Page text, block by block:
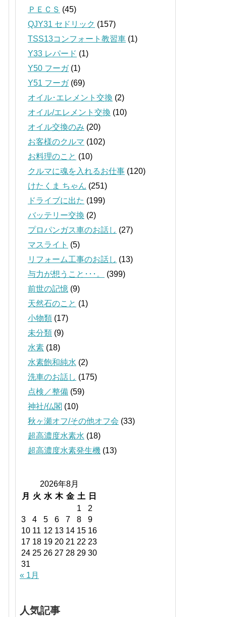
ＰＥＣＳ (45)
QJY31 セドリック (157)
TSS13コンフォート教習車 (1)
Y33 レパード (1)
Y50 フーガ(1)
Y51 フーガ(69)
オイル･エレメント交換 (2)
オイル/エレメント交換 (10)
オイル交換のみ (20)
お客様のクルマ (102)
お料理のこと (10)
クルマに魂を入れるお仕事 (120)
けたくま ちゃん (251)
ドライブに出た (199)
バッテリー交換 (2)
プロパンガス車のお話し (27)
マスライト (5)
リフォーム工事のお話し (13)
与力が想うこと･･･。
(399)
前世の記憶 (9)
天然石のこと (1)
小物類 (17)
未分類 (9)
水素 (18)
水素飽和純水 (2)
洗車のお話し (175)
点検／整備 (59)
神社/仏閣 (10)
秋ヶ瀬オフ/その他オフ会 (33)
超高濃度水素水 (18)
超高濃度水素発生機 (13)
2026年8月
月
火 水 木 金 土
日
1
2
3
4 5 6 7 8
9
10 11 12 13 14 15 16
17 18 19 20 21 22 23
24 25 26 27 28 29 30
31
« 1月
人気記事